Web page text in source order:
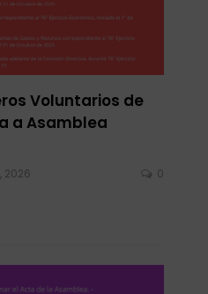
Voluntarios de
a Asamblea
2026 0